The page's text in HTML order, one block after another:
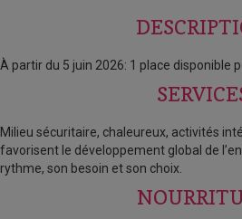
À partir du 5 juin 2026: 1 place disponible
Milieu sécuritaire, chaleureux, activités
favorisent le développement global de
rythme, son besoin et son choix.